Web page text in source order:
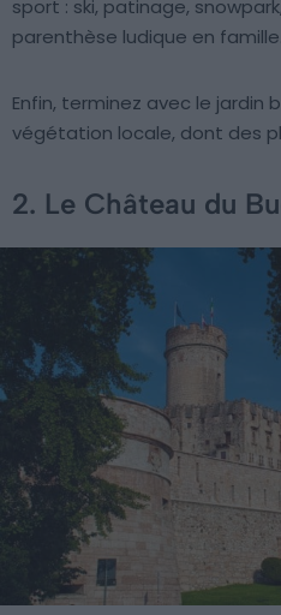
sport : ski, patinage,
parenthèse ludique en famille.
Enfin, terminez avec le jardin
végétation locale, dont des
2. Le Château du